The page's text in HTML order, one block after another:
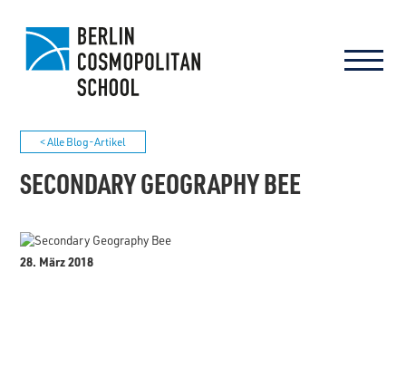
< Alle Blog-Artikel
SECONDARY GEOGRAPHY BEE
28. März 2018